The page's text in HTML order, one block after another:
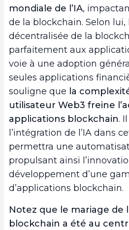
mondiale de l’IA,
de la blockchain. Selon
décentralisée de la
parfaitement aux
voie à une adoption
seules applications
souligne que la
utilisateur Web3 freine
applications blockchain.
l’intégration de l’IA dans
permettra une
propulsant ainsi
développement d’une
d’applications blockchain.
Notez que le mariage de
blockchain a été au